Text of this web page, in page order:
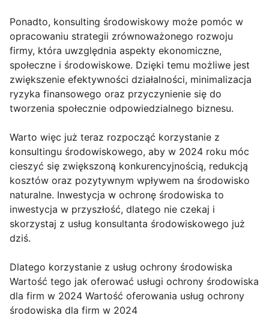
Ponadto, konsulting środowiskowy może pomóc w
opracowaniu strategii zrównoważonego rozwoju
firmy, która uwzględnia aspekty ekonomiczne,
społeczne i środowiskowe. Dzięki temu możliwe jest
zwiększenie efektywności działalności, minimalizacja
ryzyka finansowego oraz przyczynienie się do
tworzenia społecznie odpowiedzialnego biznesu.
Warto więc już teraz rozpocząć korzystanie z
konsultingu środowiskowego, aby w 2024 roku móc
cieszyć się zwiększoną konkurencyjnością, redukcją
kosztów oraz pozytywnym wpływem na środowisko
naturalne. Inwestycja w ochronę środowiska to
inwestycja w przyszłość, dlatego nie czekaj i
skorzystaj z usług konsultanta środowiskowego już
dziś.
Dlatego korzystanie z usług ochrony środowiska
Wartość tego jak oferować usługi ochrony środowiska
dla firm w 2024 Wartość oferowania usług ochrony
środowiska dla firm w 2024